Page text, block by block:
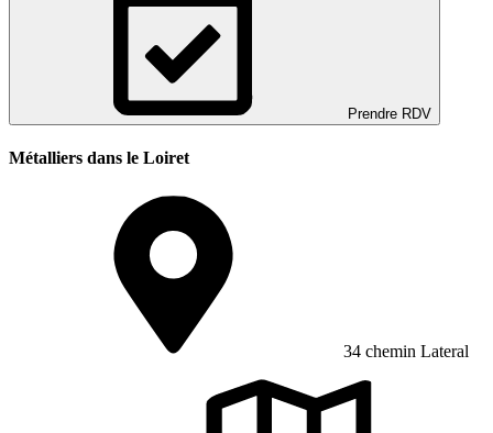
Prendre RDV
Métalliers dans le Loiret
34 chemin Lateral